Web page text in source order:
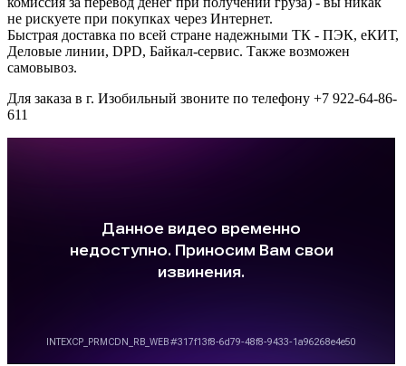
не рискуете при покупках через Интернет.
Быстрая доставка по всей стране надежными ТК - ПЭК, еКИТ,
Деловые линии, DPD, Байкал-сервис. Также возможен
самовывоз.
Для заказа в г. Изобильный звоните по телефону +7 922-64-86-
611